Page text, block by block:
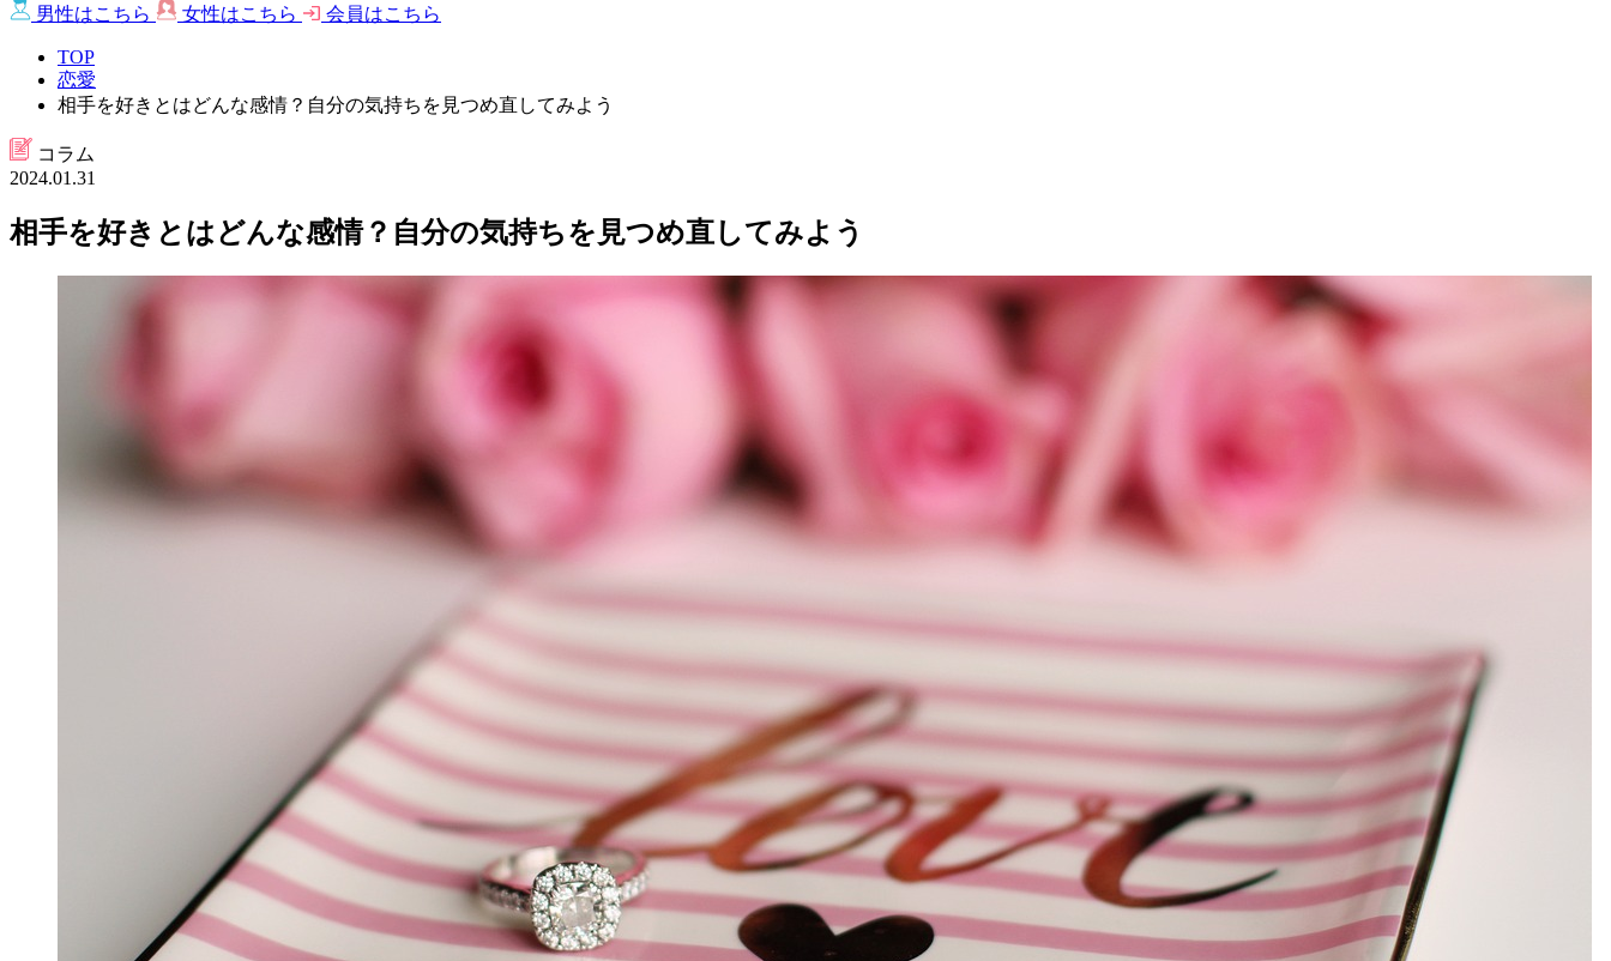
男性はこちら 女性はこちら 会員はこちら
TOP
恋愛
相手を好きとはどんな感情？自分の気持ちを見つめ直してみよう
コラム
2024.01.31
相手を好きとはどんな感情？自分の気持ちを見つめ直してみよう